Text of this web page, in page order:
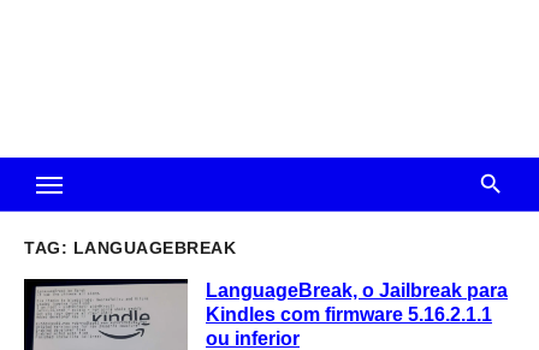
TAG: LANGUAGEBREAK
LanguageBreak, o Jailbreak para
Kindles com firmware 5.16.2.1.1
ou inferior